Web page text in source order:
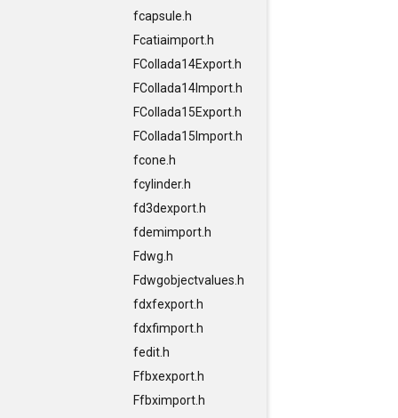
fcapsule.h
Fcatiaimport.h
FCollada14Export.h
FCollada14Import.h
FCollada15Export.h
FCollada15Import.h
fcone.h
fcylinder.h
fd3dexport.h
fdemimport.h
Fdwg.h
Fdwgobjectvalues.h
fdxfexport.h
fdxfimport.h
fedit.h
Ffbxexport.h
Ffbximport.h